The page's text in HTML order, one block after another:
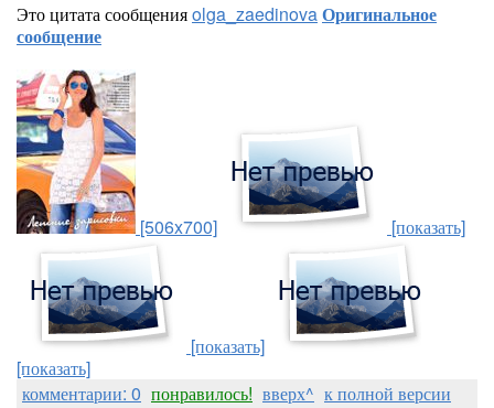
Это цитата сообщенияolga_zaedinovaОригинальное
сообщение
[506x700] [показать]
[показать]
[показать]
комментарии: 0 понравилось! вверх^ к полной версии